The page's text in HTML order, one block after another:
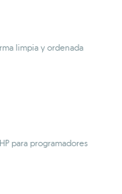
limpia y ordenada
para programadores